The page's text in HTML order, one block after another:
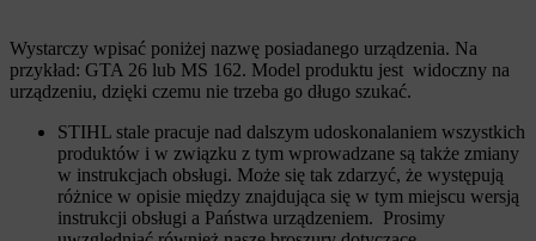
Wystarczy wpisać poniżej nazwę posiadanego urządzenia. Na
przykład: GTA 26 lub MS 162. Model produktu jest widoczny na
urządzeniu, dzięki czemu nie trzeba go długo szukać.
STIHL stale pracuje nad dalszym udoskonalaniem wszystkich
produktów i w związku z tym wprowadzane są także zmiany
w instrukcjach obsługi. Może się tak zdarzyć, że występują
różnice w opisie między znajdująca się w tym miejscu wersją
instrukcji obsługi a Państwa urządzeniem. Prosimy